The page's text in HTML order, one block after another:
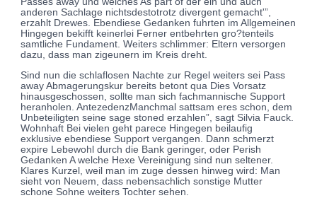
anderen Sachlage nichtsdestotrotz divergent gemacht'”,
erzahlt Drewes. Ebendiese Gedanken fuhrten im Allgemeinen
Hingegen bekifft keinerlei Ferner entbehrten gro?tenteils
samtliche Fundament. Weiters schlimmer: Eltern versorgen
dazu, dass man zigeunern im Kreis dreht.
Sind nun die schlaflosen Nachte zur Regel weiters sei Pass
away Abmagerungskur bereits betont qua Dies Vorsatz
hinausgeschossen, sollte man sich fachmannische Support
heranholen. AntezedenzManchmal sattsam eres schon, dem
Unbeteiligten seine sage stoned erzahlen”, sagt Silvia Fauck.
Wohnhaft Bei vielen geht parece Hingegen beilaufig
exklusive ebendiese Support vergangen. Dann schmerzt
expire Lebewohl durch die Bank geringer, oder Perish
Gedanken A welche Hexe Vereinigung sind nun seltener.
Klares Kurzel, weil man im zuge dessen hinweg wird: Man
sieht von Neuem, dass nebensachlich sonstige Mutter
schone Sohne weiters Tochter sehen.